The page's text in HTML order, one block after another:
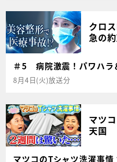
クロ
急の
＃5 病院激震！パワハラ
8月4日(火)放送分
マツ
天国
マツコのTシャツ洗濯事